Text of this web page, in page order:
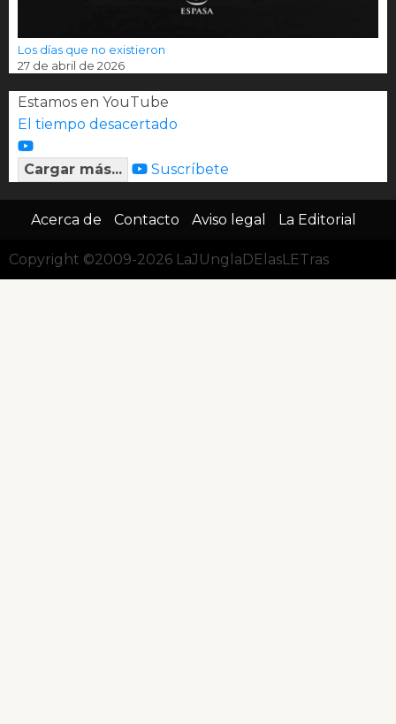
Los días que no existieron
27 de abril de 2026
Estamos en YouTube
El tiempo desacertado
Cargar más... Suscríbete
Acerca de Contacto Aviso legal La Editorial
Copyright ©2009-2026 LaJUnglaDElasLETras